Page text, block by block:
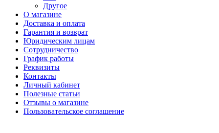
Другое
О магазине
Доставка и оплата
Гарантия и возврат
Юридическим лицам
Сотрудничество
График работы
Реквизиты
Контакты
Личный кабинет
Полезные статьи
Отзывы о магазине
Пользовательское соглашение